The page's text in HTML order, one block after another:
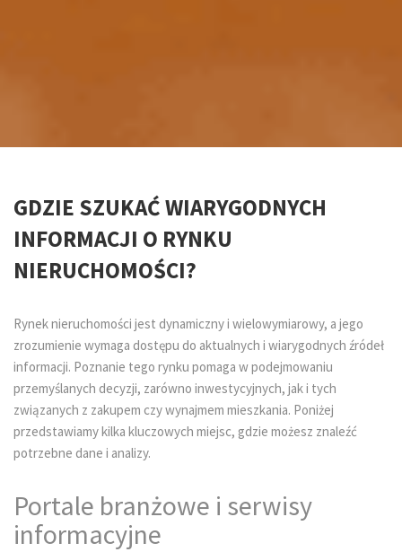
GDZIE SZUKAĆ WIARYGODNYCH
INFORMACJI O RYNKU
NIERUCHOMOŚCI?
Rynek nieruchomości jest dynamiczny i wielowymiarowy, a jego
zrozumienie wymaga dostępu do aktualnych i wiarygodnych źródeł
informacji. Poznanie tego rynku pomaga w podejmowaniu
przemyślanych decyzji, zarówno inwestycyjnych, jak i tych
związanych z zakupem czy wynajmem mieszkania. Poniżej
przedstawiamy kilka kluczowych miejsc, gdzie możesz znaleźć
potrzebne dane i analizy.
Portale branżowe i serwisy
informacyjne